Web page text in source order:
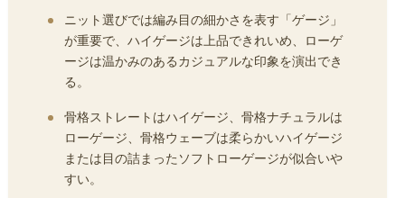
ニット選びでは編み目の細かさを表す「ゲージ」
が重要で、ハイゲージは上品できれいめ、ローゲ
ージは温かみのあるカジュアルな印象を演出でき
る。
骨格ストレートはハイゲージ、骨格ナチュラルは
ローゲージ、骨格ウェーブは柔らかいハイゲージ
または目の詰まったソフトローゲージが似合いや
すい。